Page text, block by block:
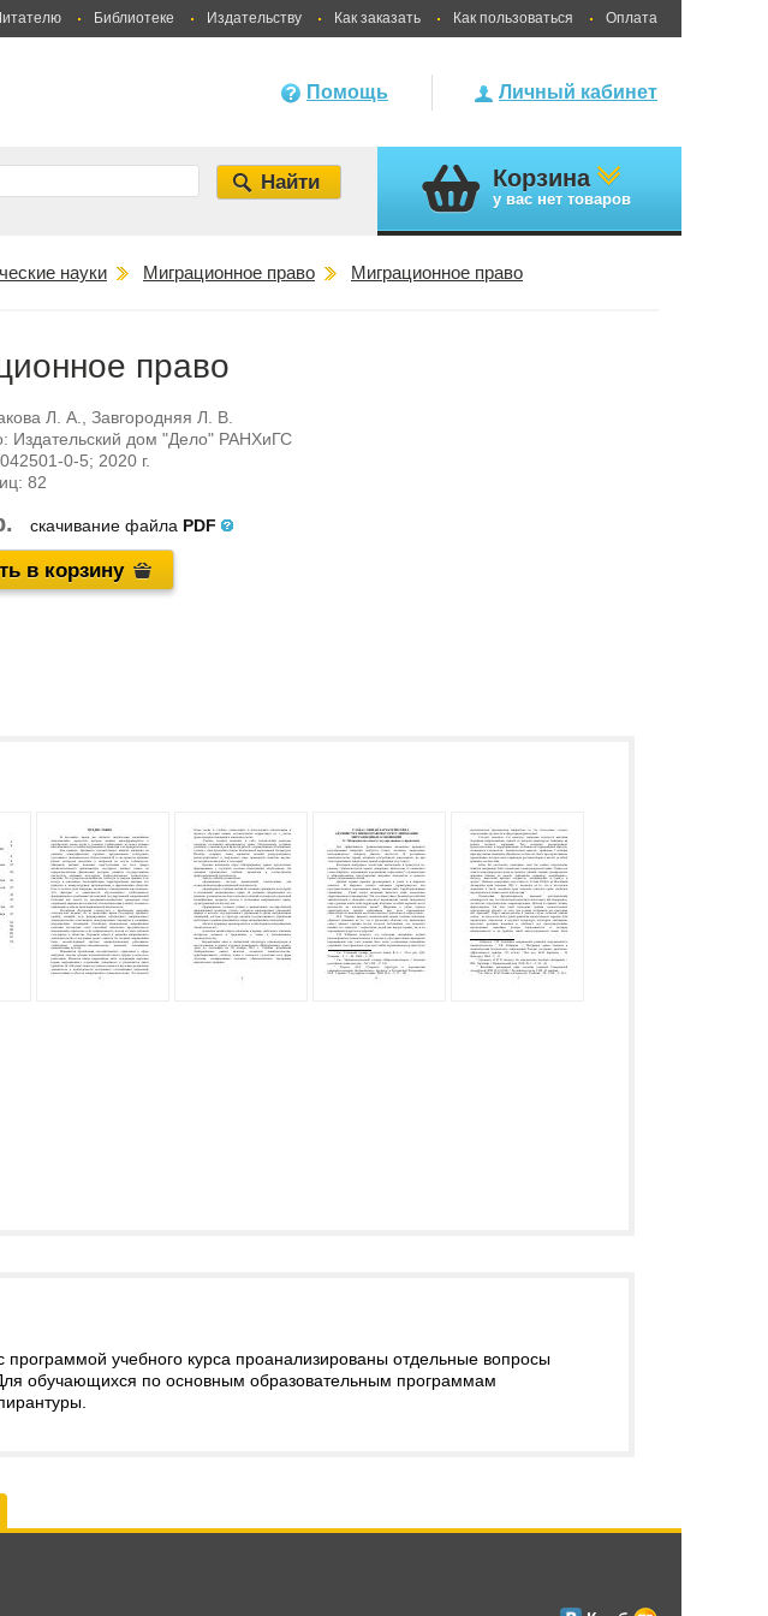
Библиотеке Издательству Как заказать Как пользоваться Оплата
Личный кабинет
Помощь
Корзина
у вас нет товаров
науки Миграционное право Миграционное право
право
Л. А.
Завгородняя Л. В.
Издательский дом "Дело" РАНХиГС
0-5; 2020 г.
82
скачивание файла PDF
в корзину
учебного курса проанализированы отдельные вопросы
обучающихся по основным образовательным программам